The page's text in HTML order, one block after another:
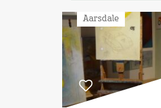
Aarsdale